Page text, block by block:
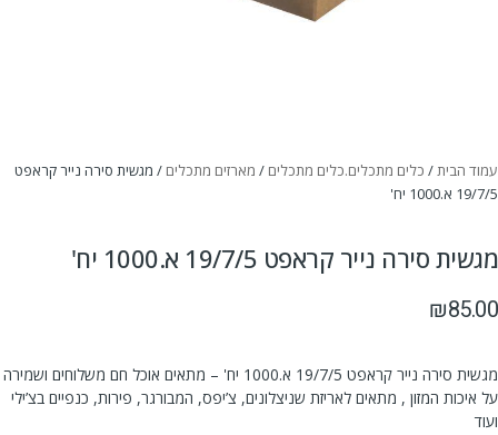
עמוד הבית/ כלים מתכלים.כלים מתכלים / מארזים מתכלים / מגשית סירה נייר קראפט
19/7/5 א.1000 יח'
מגשית סירה נייר קראפט 19/7/5 א.1000 יח'
₪85.00
מגשית סירה נייר קראפט 19/7/5 א.1000 יח' – מתאים אוכל חם משלוחים ושמירה
על איכות המזון , מתאים לאריזת שניצלונים, צ’יפס, המבורגר, פירות, כנפיים בצ’ילי
ועוד